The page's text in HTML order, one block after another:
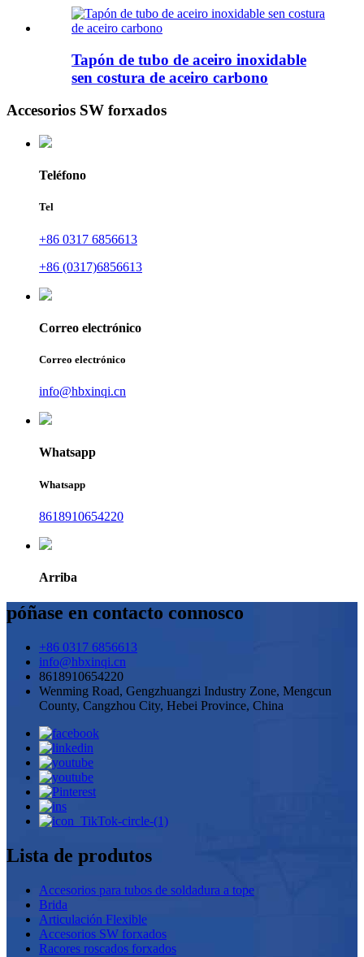
Tapón de tubo de aceiro inoxidable
sen costura de aceiro carbono
Accesorios SW forxados
Teléfono
Tel
+86 0317 6856613
+86 (0317)6856613
Correo electrónico
Correo electrónico
info@hbxinqi.cn
Whatsapp
Whatsapp
8618910654220
Arriba
póñase en contacto connosco
+86 0317 6856613
info@hbxinqi.cn
8618910654220
Wenming Road, Gengzhuangzi Industry Zone, Mengcun
County, Cangzhou City, Hebei Province, China
Lista de produtos
Accesorios para tubos de soldadura a tope
Brida
Articulación Flexible
Accesorios SW forxados
Racores roscados forxados